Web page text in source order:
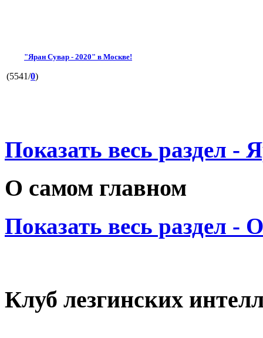
"Яран Сувар - 2020" в Москве!
(5541/0)
Показать весь раздел -
О самом главном
Показать весь раздел -
Клуб лезгинских